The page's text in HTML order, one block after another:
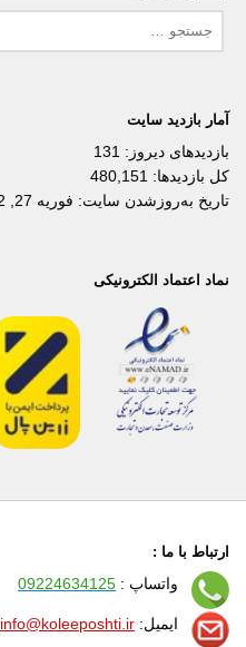
آمار بازدید سایت
بازدیدهای دیروز: 131
کل بازدیدها: 480,151
تاریخ به‌روزشدن سایت: فوریه 27, 2022
نماد اعتماد الکترونیکی
ارتباط با ما :
واتساپ : 09224634125
ایمیل: info@koleeposhti.ir